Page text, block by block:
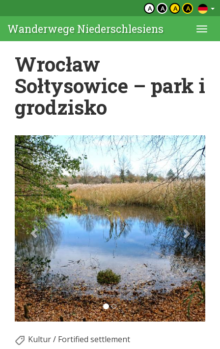
A A A A
Wanderwege Niederschlesiens
Wrocław
Sołtysowice – park i
grodzisko
Kultur/ Fortified settlement